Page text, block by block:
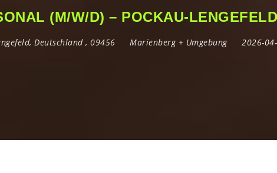
(M/W/D) – POCKAU-LENGEFELD
, Deutschland, 09456 Marienberg + Umgebung 2026-